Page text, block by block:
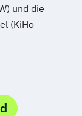
und die
(KiHo